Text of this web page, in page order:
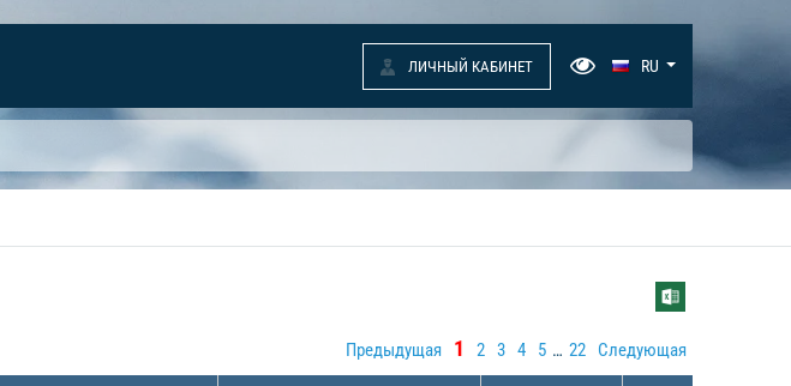
ЛИЧНЫЙ КАБИНЕТ RU
Предыдущая 1 2 3 4 5 … 22 Следующая